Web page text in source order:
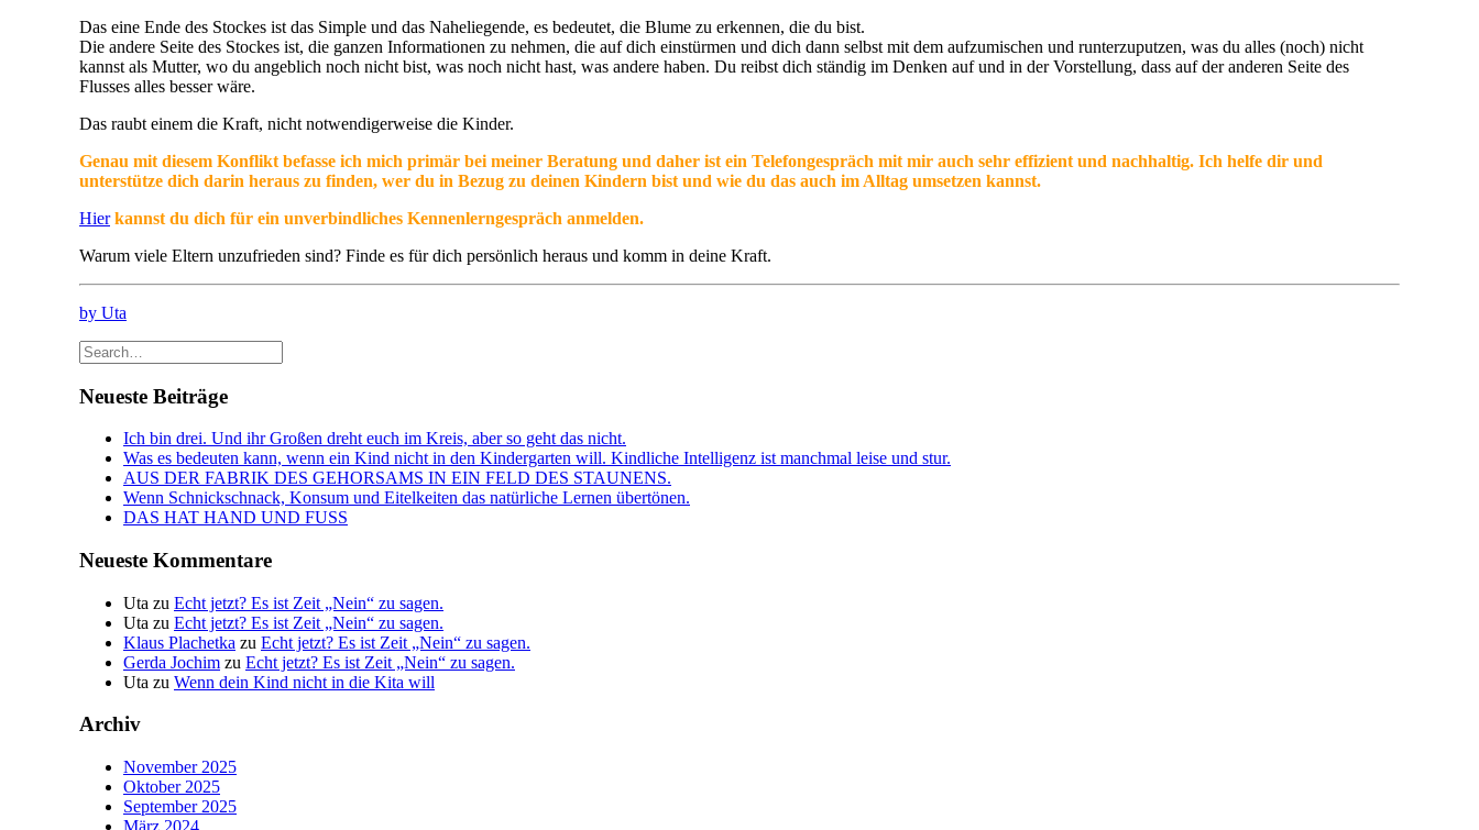
Das eine Ende des Stockes ist das Simple und das Naheliegende, es bedeutet, die Blume zu erkennen, die du bist.
Die andere Seite des Stockes ist, die ganzen Informationen zu nehmen, die auf dich einstürmen und dich dann selbst mit dem aufzumischen und runterzuputzen, was du alles (noch) nicht
kannst als Mutter, wo du angeblich noch nicht bist, was noch nicht hast, was andere haben. Du reibst dich ständig im Denken auf und in der Vorstellung, dass auf der anderen Seite des
Flusses alles besser wäre.
Das raubt einem die Kraft, nicht notwendigerweise die Kinder.
Genau mit diesem Konflikt befasse ich mich primär bei meiner Beratung und daher ist ein Telefongespräch mit mir auch sehr effizient und nachhaltig. Ich helfe dir und
unterstütze dich darin heraus zu finden, wer du in Bezug zu deinen Kindern bist und wie du das auch im Alltag umsetzen kannst.
Hier kannst du dich für ein unverbindliches Kennenlerngespräch anmelden.
Warum viele Eltern unzufrieden sind? Finde es für dich persönlich heraus und komm in deine Kraft.
by Uta
Neueste Beiträge
Ich bin drei. Und ihr Großen dreht euch im Kreis, aber so geht das nicht.
Was es bedeuten kann, wenn ein Kind nicht in den Kindergarten will. Kindliche Intelligenz ist manchmal leise und stur.
AUS DER FABRIK DES GEHORSAMS IN EIN FELD DES STAUNENS.
Wenn Schnickschnack, Konsum und Eitelkeiten das natürliche Lernen übertönen.
DAS HAT HAND UND FUSS
Neueste Kommentare
Uta zu Echt jetzt? Es ist Zeit „Nein“ zu sagen.
Uta zu Echt jetzt? Es ist Zeit „Nein“ zu sagen.
Klaus Plachetka zu Echt jetzt? Es ist Zeit „Nein“ zu sagen.
Gerda Jochim zu Echt jetzt? Es ist Zeit „Nein“ zu sagen.
Uta zu Wenn dein Kind nicht in die Kita will
Archiv
November 2025
Oktober 2025
September 2025